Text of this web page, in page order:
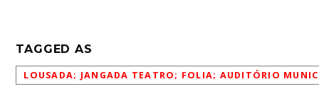
TAGGED AS
LOUSADA; JANGADA TEATRO; FOLIA; AUDITÓRIO